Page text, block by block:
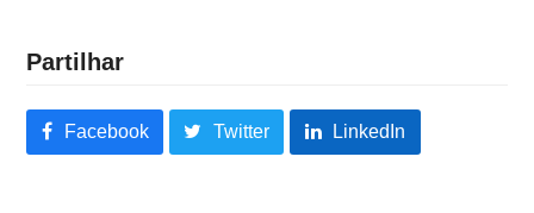
Partilhar
Facebook Twitter LinkedIn